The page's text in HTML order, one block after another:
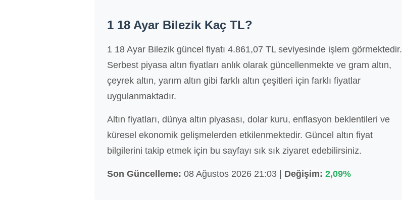
1 18 Ayar Bilezik Kaç TL?
1 18 Ayar Bilezik güncel fiyatı 4.861,07 TL seviyesinde işlem görmektedir.
Serbest piyasa altın fiyatları anlık olarak güncellenmekte ve gram altın,
çeyrek altın, yarım altın gibi farklı altın çeşitleri için farklı fiyatlar
uygulanmaktadır.
Altın fiyatları, dünya altın piyasası, dolar kuru, enflasyon beklentileri ve
küresel ekonomik gelişmelerden etkilenmektedir. Güncel altın fiyat
bilgilerini takip etmek için bu sayfayı sık sık ziyaret edebilirsiniz.
Son Güncelleme: 08 Ağustos 2026 21:03 | Değişim: 2,09%